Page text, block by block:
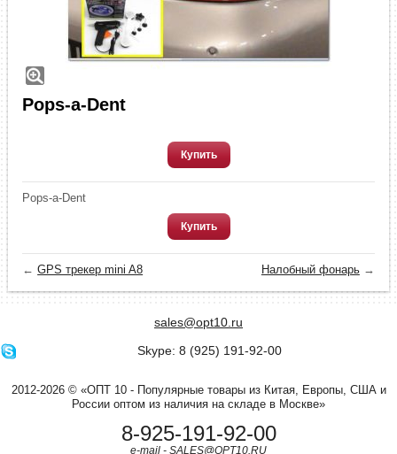
Pops-a-Dent
Купить
Pops-a-Dent
Купить
←GPS трекер mini A8 Налобный фонарь→
sales@opt10.ru
Skype: 8 (925) 191-92-00
2012-2026 © «ОПТ 10 - Популярные товары из Китая, Европы, США и
России оптом из наличия на складе в Москве»
8-925-191-92-00
e-mail - SALES@OPT10.RU